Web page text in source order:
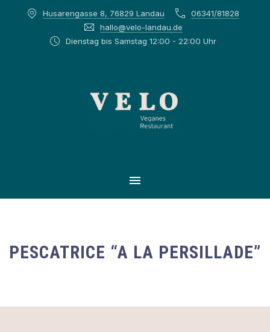
Husarengasse 8, 76829 Landau
06341/81828
hallo@velo-landau.de
Dienstag bis Samstag 12:00 - 22:00 Uhr
MAIN NAVIGATION
PESCATRICE “A LA PERSILLADE”